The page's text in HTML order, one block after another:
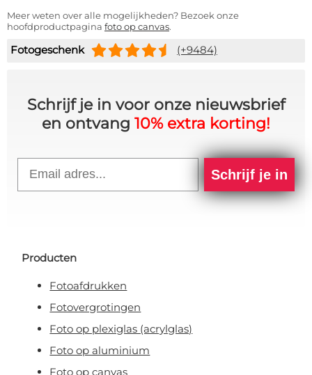
Meer weten over alle mogelijkheden? Bezoek onze
hoofdproductpagina foto op canvas.
Fotogeschenk (+9484)
Schrijf je in voor onze nieuwsbrief
en ontvang 10% extra korting!
Schrijf je in
Producten
Fotoafdrukken
Fotovergrotingen
Foto op plexiglas (acrylglas)
Foto op aluminium
Foto op canvas